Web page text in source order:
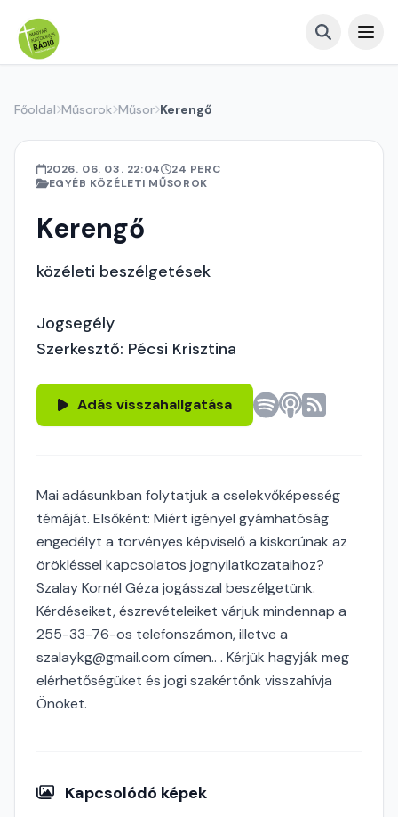
Főoldal Műsorok Műsor Kerengő
2026. 06. 03. 22:04
24 PERC
EGYÉB KÖZÉLETI MŰSOROK
Kerengő
közéleti beszélgetések
Jogsegély
Szerkesztő: Pécsi Krisztina
Adás visszahallgatása
Mai adásunkban folytatjuk a cselekvőképesség
témáját. Elsőként: Miért igényel gyámhatóság
engedélyt a törvényes képviselő a kiskorúnak az
örökléssel kapcsolatos jognyilatkozataihoz?
Szalay Kornél Géza jogásszal beszélgetünk.
Kérdéseiket, észrevételeiket várjuk mindennap a
255-33-76-os telefonszámon, illetve a
szalaykg@gmail.com címen.. . Kérjük hagyják meg
elérhetőségüket és jogi szakértőnk visszahívja
Önöket.
Kapcsolódó képek